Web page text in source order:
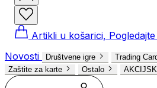
Artikli u košarici,
Novosti
Društvene igre
Trading
Zaštite za karte
Ostalo